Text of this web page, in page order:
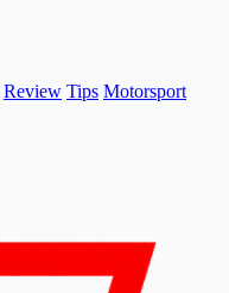
Review Tips Motorsport